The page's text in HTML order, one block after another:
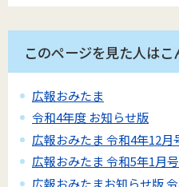
このページを見た人は
広報おみたま
令和4年度 お知らせ版
広報おみたま 令和4年12月
広報おみたま 令和5年1月号
広報おみたまお知らせ版